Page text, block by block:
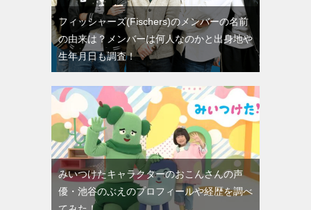
フィッシャーズ(Fischers)のメンバーの名前
の由来は？メンバーは何人なのかと出身地や
生年月日も調査！
みいつけたキャラクターのおこんさんの声
優・池谷のぶえのプロフィールや経歴を調べ